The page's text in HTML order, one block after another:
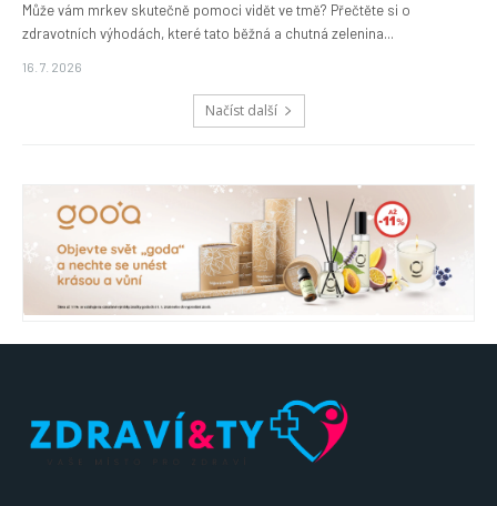
Může vám mrkev skutečně pomoci vidět ve tmě? Přečtěte si o
zdravotních výhodách, které tato běžná a chutná zelenina...
16. 7. 2026
Načíst další